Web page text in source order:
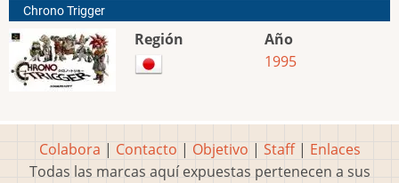
Chrono Trigger
Región
Año
1995
Colabora | Contacto | Objetivo | Staff| Enlaces
Todas las marcas aquí expuestas pertenecen a sus